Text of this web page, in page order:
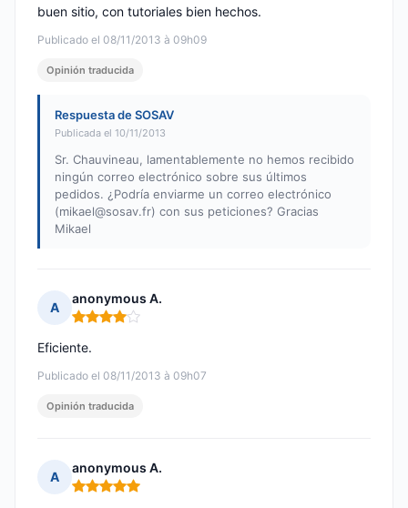
Publicado el 08/11/2013 à 09h09
buen sitio, con tutoriales bien hechos.
Opinión traducida
Respuesta de SOSAV
Publicada el 10/11/2013
Sr. Chauvineau, lamentablemente no hemos recibido
ningún correo electrónico sobre sus últimos
pedidos. ¿Podría enviarme un correo electrónico
(mikael@sosav.fr) con sus peticiones? Gracias
Mikael
A
anonymous A.
Nota: 4 de 5
Publicado el 08/11/2013 à 09h07
Eficiente.
Opinión traducida
A
anonymous A.
Nota: 5 de 5